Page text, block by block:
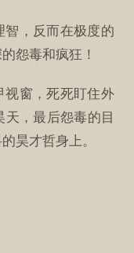
智，反而在极度的
怨毒和疯狂！
视窗，死死盯住外
，最后怨毒的目
昊才哲身上。